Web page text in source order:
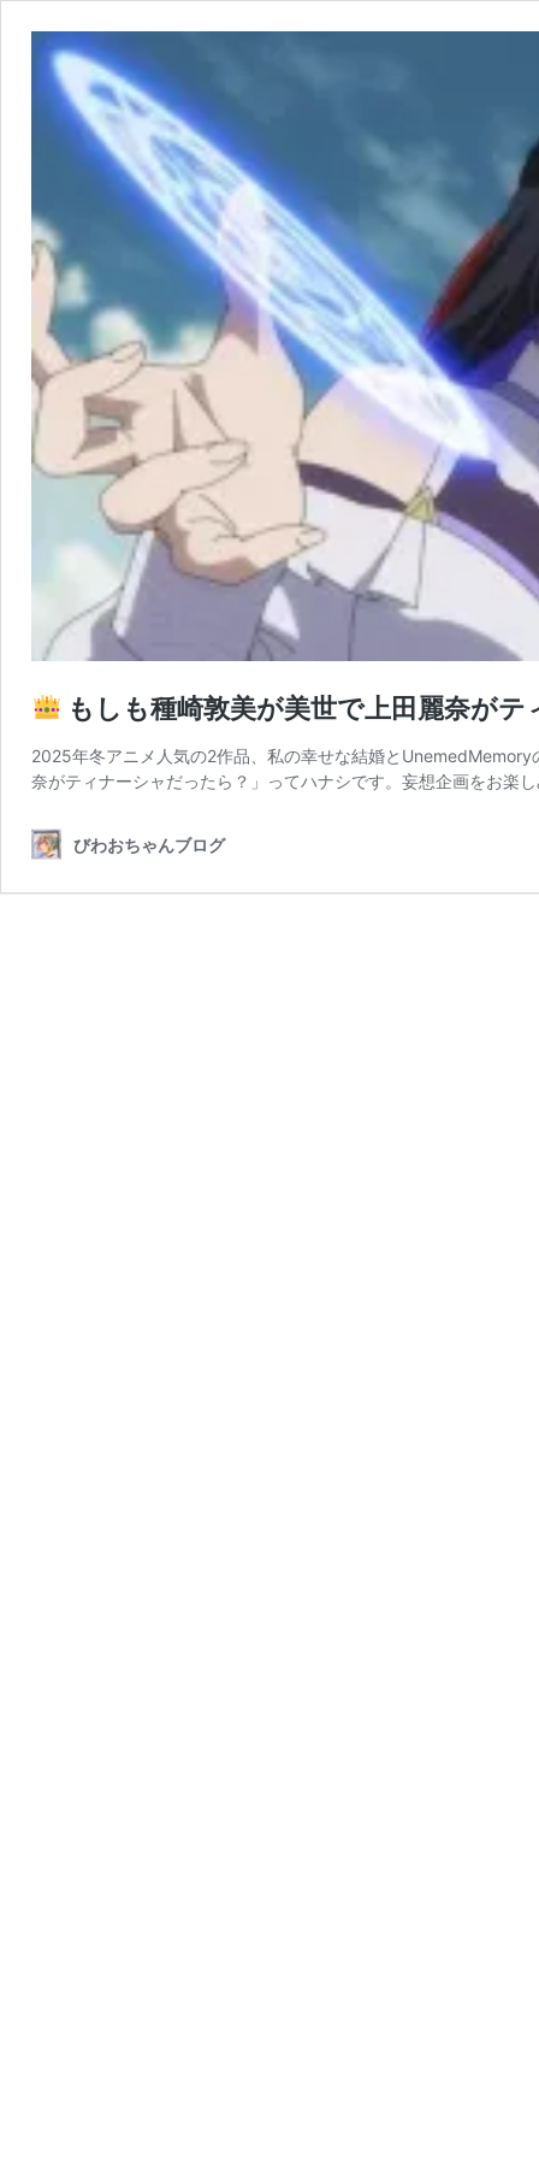
もしも種崎敦美が美世で上田麗奈が
2025年冬アニメ人気の2作品、私の幸せな結婚と
奈がティナーシャだったら？」ってハナシです。妄想企画をお楽
びわおちゃんブログ